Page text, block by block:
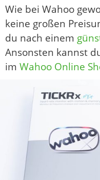
Wie bei Wahoo
keine großen
du nach einem
Ansonsten kannst
im Wahoo Online